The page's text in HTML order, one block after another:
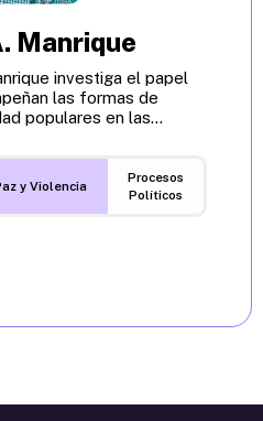
Manrique
investiga el papel
las formas de
populares en las...
y Violencia
Procesos
Políticos